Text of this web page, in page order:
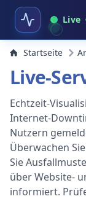
Live
Startseite
Live-
Echtzeit-
Internet-
Nutzern
Überwachen
Sie
über Website-
informiert.